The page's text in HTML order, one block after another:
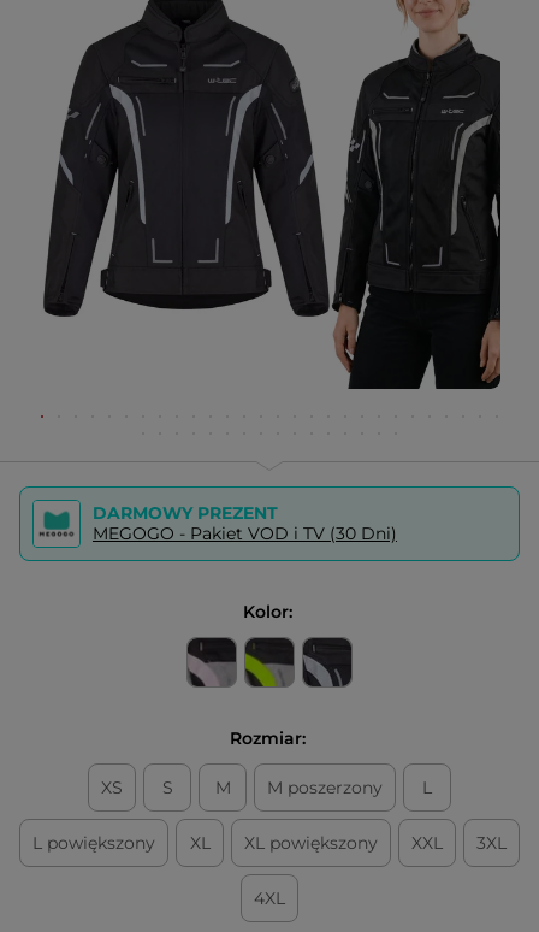
DARMOWY PREZENT
MEGOGO - Pakiet VOD i TV (30 Dni)
Kolor:
Rozmiar:
XS S M M poszerzony L
L powiększony XL XL powiększony XXL 3XL
4XL